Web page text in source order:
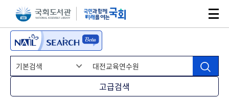
본문 바로가기주메뉴 바로가기
고급검색